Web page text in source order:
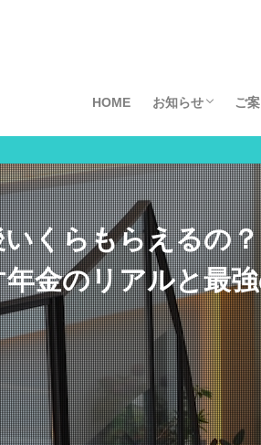
HOME お知らせ
分娩予約状況
ご
ス
施
入
出
ア
よ
くらもらえるの
金のリアルと最